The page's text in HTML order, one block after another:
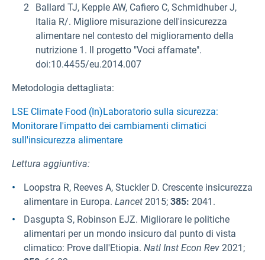
Ballard TJ, Kepple AW, Cafiero C, Schmidhuber J,
Italia R/. Migliore misurazione dell'insicurezza
alimentare nel contesto del miglioramento della
nutrizione 1. Il progetto "Voci affamate".
doi:10.4455/eu.2014.007
Metodologia dettagliata:
LSE Climate Food (In)Laboratorio sulla sicurezza:
Monitorare l'impatto dei cambiamenti climatici
sull'insicurezza alimentare
Lettura aggiuntiva:
Loopstra R, Reeves A, Stuckler D. Crescente insicurezza
alimentare in Europa. Lancet 2015; 385: 2041.
Dasgupta S, Robinson EJZ. Migliorare le politiche
alimentari per un mondo insicuro dal punto di vista
climatico: Prove dall'Etiopia. Natl Inst Econ Rev 2021;